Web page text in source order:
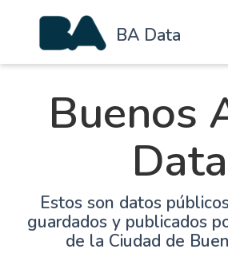
BA Data
Buenos
Data
Estos son datos
guardados y publicados
de la Ciudad de